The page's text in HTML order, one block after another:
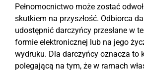
Pełnomocnictwo może zostać
skutkiem na przyszłość. Odbiorca
udostępnić darczyńcy przesłane w
formie elektronicznej lub na jego
wydruku. Dla darczyńcy oznacza to
polegającą na tym, że w ramach